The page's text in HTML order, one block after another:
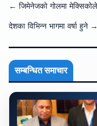
← जिमेनेजको गोलमा
देशका विभिन्न भागमा वर्षा हुने →
सम्बन्धित समाचार